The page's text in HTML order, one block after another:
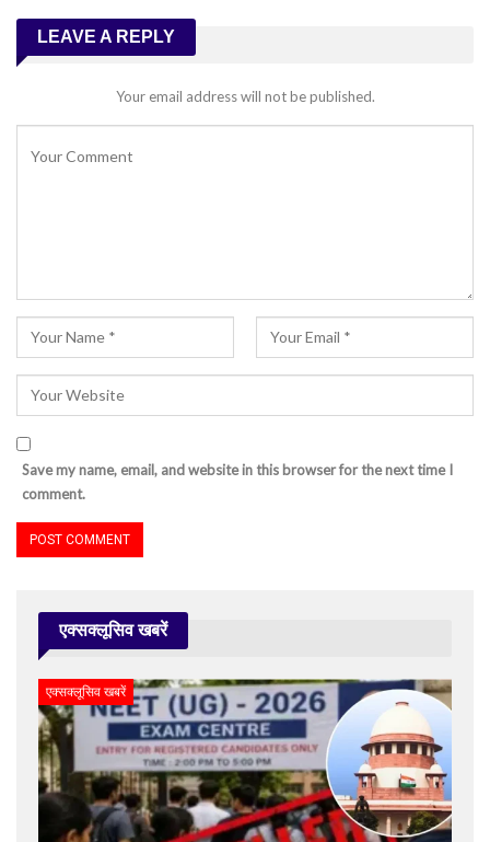
LEAVE A REPLY
Your email address will not be published.
Save my name, email, and website in this browser for the next time I
comment.
एक्सक्लूसिव खबरें
एक्सक्लूसिव खबरें